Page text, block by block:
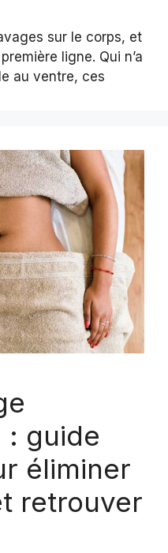
sur le corps, et
ligne. Qui n’a
au ventre, ces
: guide
éliminer
retrouver